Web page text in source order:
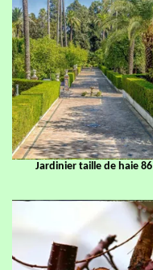
Jardinier taille de haie 86